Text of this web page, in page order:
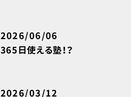
365日使える塾！？
2026/06/06
2026/03/12